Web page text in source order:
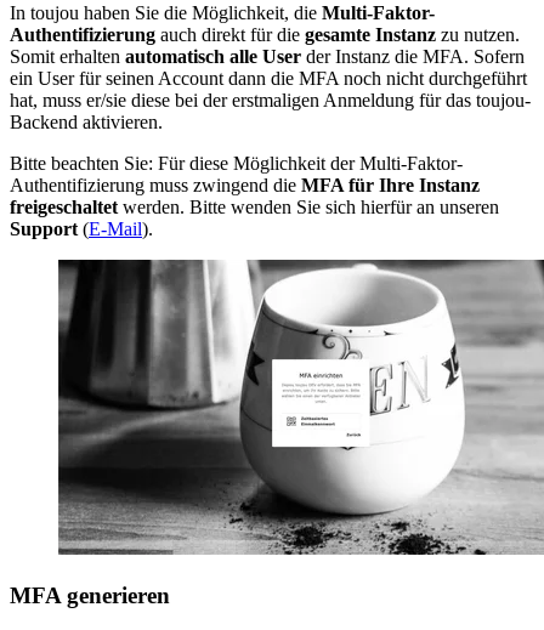
In toujou haben Sie die Möglichkeit, die Multi-Faktor-
Authentifizierung auch direkt für die gesamte Instanz zu nutzen.
Somit erhalten automatisch alle User der Instanz die MFA. Sofern
ein User für seinen Account dann die MFA noch nicht durchgeführt
hat, muss er/sie diese bei der erstmaligen Anmeldung für das toujou-
Backend aktivieren.
Bitte beachten Sie: Für diese Möglichkeit der Multi-Faktor-
Authentifizierung muss zwingend die MFA für Ihre Instanz
freigeschaltet werden. Bitte wenden Sie sich hierfür an unseren
Support (E-Mail).
MFA generieren